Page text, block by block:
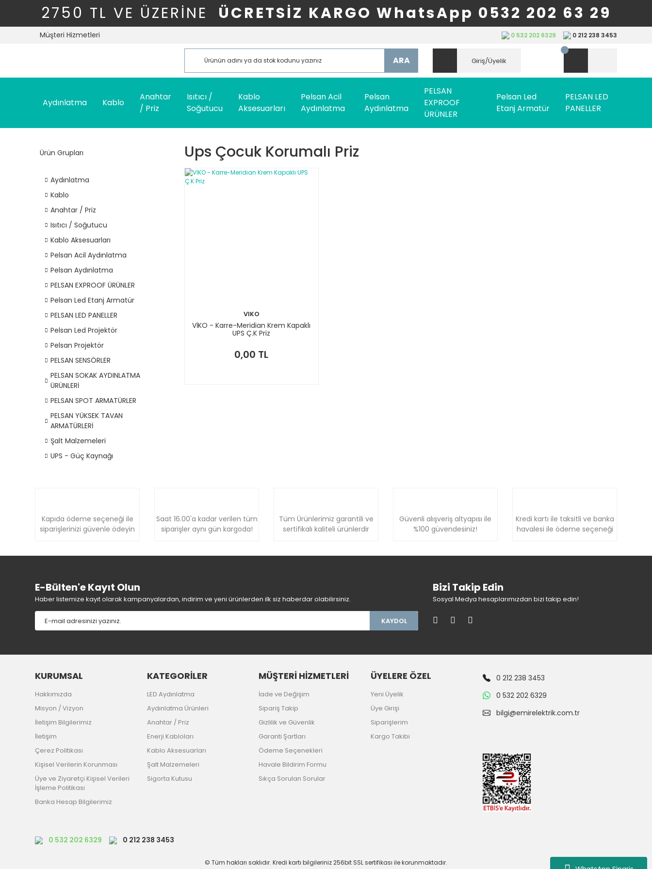
2750 TL VE ÜZERİNE ÜCRETSİZ KARGO WhatsApp 0532 202 63 29
Müşteri Hizmetleri 0 532 202 6329 0 212 238 3453
ARA Giriş/Üyelik
Aydınlatma Kablo
Anahtar
/ Priz
Isıtıcı /
Soğutucu
Kablo
Aksesuarları
Pelsan Acil
Aydınlatma
Pelsan
Aydınlatma
PELSAN
EXPROOF
ÜRÜNLER
Pelsan Led
Etanj Armatür
PELSAN LED
PANELLER
Ürün Grupları
Aydınlatma
Kablo
Anahtar / Priz
Isıtıcı / Soğutucu
Kablo Aksesuarları
Pelsan Acil Aydınlatma
Pelsan Aydınlatma
PELSAN EXPROOF ÜRÜNLER
Pelsan Led Etanj Armatür
PELSAN LED PANELLER
Pelsan Led Projektör
Pelsan Projektör
PELSAN SENSÖRLER
PELSAN SOKAK AYDINLATMA
ÜRÜNLERİ
PELSAN SPOT ARMATÜRLER
PELSAN YÜKSEK TAVAN
ARMATÜRLERİ
Şalt Malzemeleri
UPS - Güç Kaynağı
Ups Çocuk Korumalı Priz
VIKO
VİKO - Karre-Meridian Krem Kapaklı
UPS Ç.K Priz
0,00 TL
Kapıda ödeme seçeneği ile
siparişlerinizi güvenle ödeyin
Saat 16.00'a kadar verilen tüm
siparişler aynı gün kargoda!
Tüm Ürünlerimiz garantili ve
sertifikalı kaliteli ürünlerdir
Güvenli alışveriş altyapısı ile
%100 güvendesiniz!
Kredi kartı ile taksitli ve banka
havalesi ile ödeme seçeneği
E-Bülten'e Kayıt Olun
Haber listemize kayıt olarak kampanyalardan, indirim ve yeni ürünlerden ilk siz haberdar olabilirsiniz.
KAYDOL
Bizi Takip Edin
Sosyal Medya hesaplarımızdan bizi takip edin!
KURUMSAL
Hakkımızda
Misyon / Vizyon
İletişim Bilgilerimiz
İletişim
Çerez Politikası
Kişisel Verilerin Korunması
Üye ve Ziyaretçi Kişisel Verileri
İşleme Politikası
Banka Hesap Bilgilerimiz
KATEGORİLER
LED Aydınlatma
Aydınlatma Ürünleri
Anahtar / Priz
Enerji Kabloları
Kablo Aksesuarları
Şalt Malzemeleri
Sigorta Kutusu
MÜŞTERİ HİZMETLERİ
İade ve Değişim
Sipariş Takip
Gizlilik ve Güvenlik
Garanti Şartları
Ödeme Seçenekleri
Havale Bildirim Formu
Sıkça Sorulan Sorular
ÜYELERE ÖZEL
Yeni Üyelik
Üye Girişi
Siparişlerim
Kargo Takibi
0 212 238 3453
0 532 202 6329
bilgi@emirelektrik.com.tr
0 532 202 6329 0 212 238 3453
© Tüm hakları saklıdır. Kredi kartı bilgileriniz 256bit SSL sertifikası ile korunmaktadır.